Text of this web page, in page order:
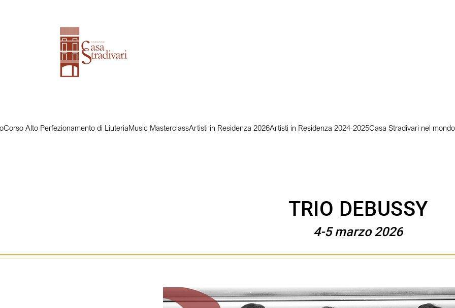
Corso Alto Perfezionamento di LiuteriaMusic MasterclassArtisti in Residenza 2026Artisti in Residenza 2024-2025Casa Stradivari nel mondo
TRIO DEBUSSY
4-5 marzo 2026